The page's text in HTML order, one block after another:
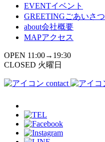
EVENTイベント
GREETINGごあいさつ
about会社概要
MAPアクセス
OPEN 11:00→19:30
CLOSED 火曜日
contact